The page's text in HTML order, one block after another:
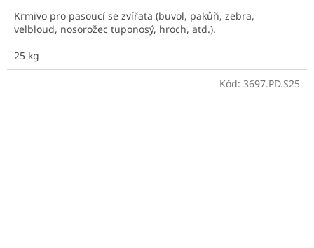
Krmivo pro pasoucí se zvířata (buvol, pakůň, zebra,
velbloud, nosorožec tuponosý, hroch, atd.).
25 kg
Kód: 3697.PD.S25